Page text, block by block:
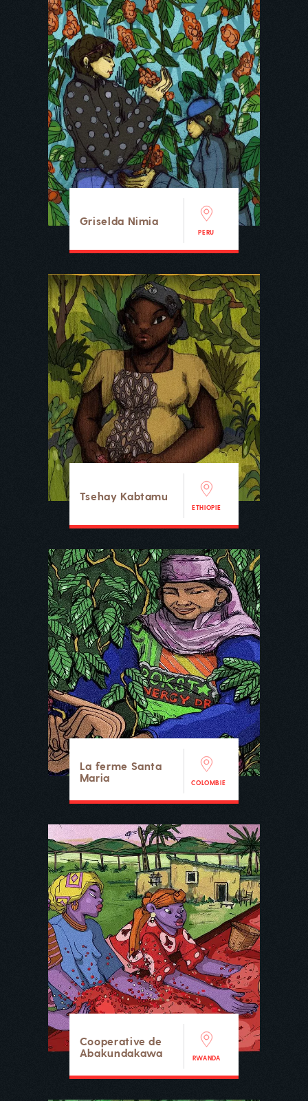
Griselda Nimia
PERU
Tsehay Kabtamu
ETHIOPIE
La ferme Santa
Maria
COLOMBIE
Cooperative de
Abakundakawa
RWANDA